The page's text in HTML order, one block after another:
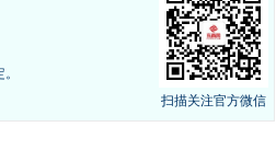
扫描关注官方微信